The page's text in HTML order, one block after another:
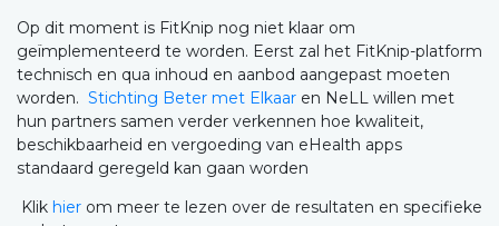
Op dit moment is FitKnip nog niet klaar om
geïmplementeerd te worden. Eerst zal het FitKnip-platform
technisch en qua inhoud en aanbod aangepast moeten
worden. Stichting Beter met Elkaar en NeLL willen met
hun partners samen verder verkennen hoe kwaliteit,
beschikbaarheid en vergoeding van eHealth apps
standaard geregeld kan gaan worden
Klik hier om meer te lezen over de resultaten en specifieke